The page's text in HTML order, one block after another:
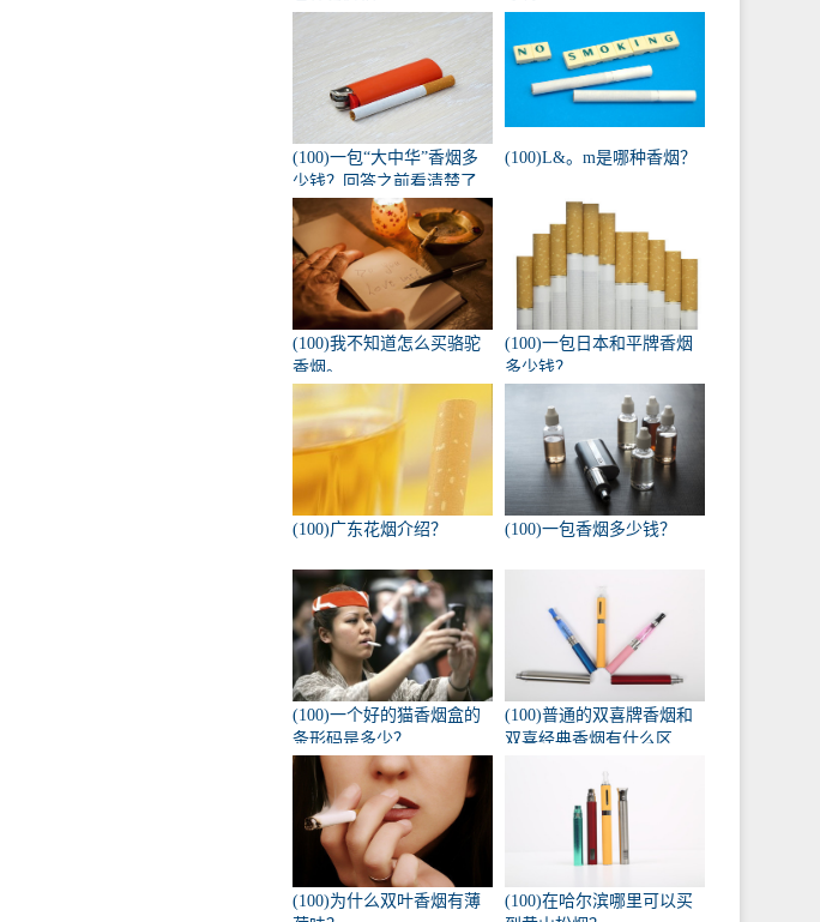
(100)一包“大中华”香烟多
少钱？回答之前看清楚了
吗？
(100)L&。m是哪种香烟？
(100)我不知道怎么买骆驼
香烟。
(100)一包日本和平牌香烟
多少钱？
(100)广东花烟介绍？ (100)一包香烟多少钱？
(100)一个好的猫香烟盒的
条形码是多少？
(100)普通的双喜牌香烟和
双喜经典香烟有什么区
(100)为什么双叶香烟有薄
(100)在哈尔滨哪里可以买